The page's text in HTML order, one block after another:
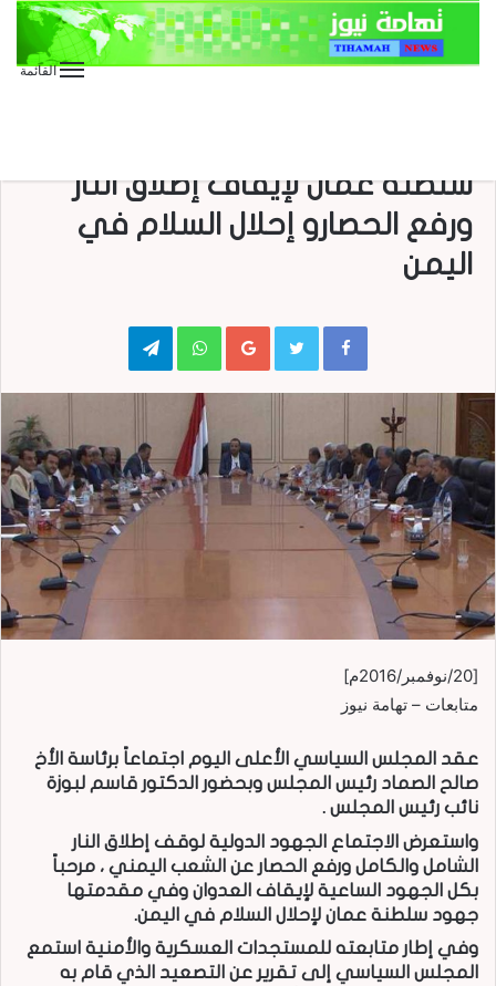
القائمة
سلطنة عمان لإيقاف إطلاق النار
ورفع الحصارو إحلال السلام في
اليمن
Google+
WhatsApp
Telegram
[20/نوفمبر/2016م]
متابعات – تهامة نيوز
عقد المجلس السياسي الأعلى اليوم اجتماعاً برئاسة الأخ
صالح الصماد رئيس المجلس وبحضور الدكتور قاسم لبوزة
نائب رئيس المجلس .
واستعرض الاجتماع الجهود الدولية لوقف إطلاق النار
الشامل والكامل ورفع الحصار عن الشعب اليمني ، مرحباً
بكل الجهود الساعية لإيقاف العدوان وفي مقدمتها
جهود سلطنة عمان لإحلال السلام في اليمن.
وفي إطار متابعته للمستجدات العسكرية والأمنية استمع
المجلس السياسي إلى تقرير عن التصعيد الذي قام به